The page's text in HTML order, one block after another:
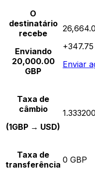
O
destinatário
recebe
Enviando
20,000.00
GBP
Enviar
Taxa de
câmbio
(1GBP → USD)
1.333200
Taxa de
transferência 0 GBP